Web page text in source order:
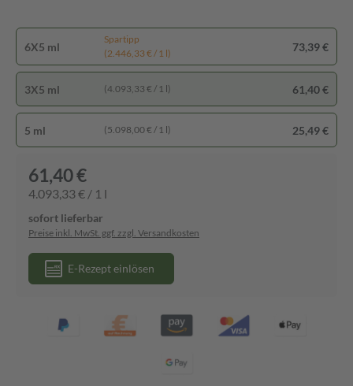
6X5 ml
Spartipp
(2.446,33 € / 1 l)
73,39 €
3X5 ml (4.093,33 € / 1 l) 61,40 €
5 ml (5.098,00 € / 1 l) 25,49 €
61,40 €
4.093,33 € / 1 l
sofort lieferbar
Preise inkl. MwSt. ggf. zzgl. Versandkosten
E-Rezept einlösen